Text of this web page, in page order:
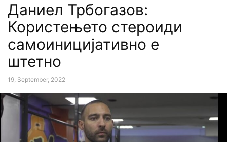
Даниел Трбогазов:
Користењето стероиди
самоиницијативно е
штетно
19, September, 2022